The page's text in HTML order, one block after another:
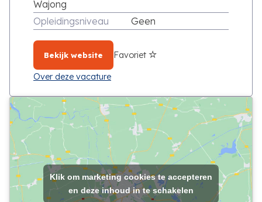
Wajong
Opleidingsniveau
Geen
Bekijk website Favoriet
Over deze vacature
Klik om marketing cookies te accepteren
en deze inhoud in te schakelen